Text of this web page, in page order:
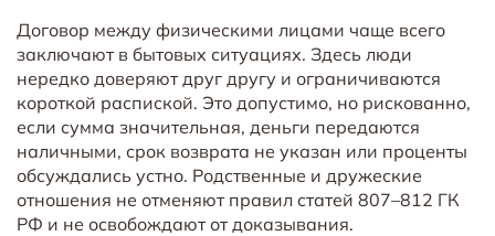
Договор между физическими лицами чаще всего
заключают в бытовых ситуациях. Здесь люди
нередко доверяют друг другу и ограничиваются
короткой распиской. Это допустимо, но рискованно,
если сумма значительная, деньги передаются
наличными, срок возврата не указан или проценты
обсуждались устно. Родственные и дружеские
отношения не отменяют правил статей 807–812 ГК
РФ и не освобождают от доказывания.